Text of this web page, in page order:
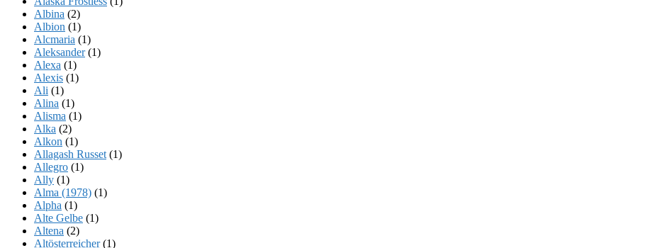
Albina (2)
Albion (1)
Alcmaria (1)
Aleksander(1)
Alexa (1)
Alexis (1)
Ali (1)
Alina (1)
Alisma (1)
Alka (2)
Alkon (1)
Allagash Russet (1)
Allegro (1)
Ally (1)
Alma (1978) (1)
Alpha (1)
Alte Gelbe (1)
Altena (2)
Altösterreicher(1)